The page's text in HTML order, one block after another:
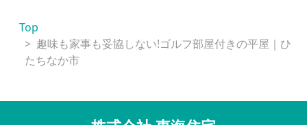
Top
趣味も家事も妥協しない!ゴルフ部屋付きの平屋｜ひ
たちなか市